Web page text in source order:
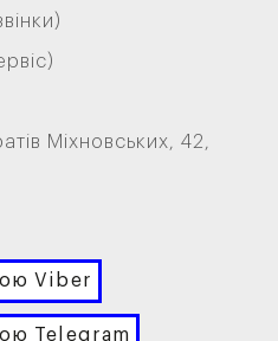
Міхновських, 42,
Viber
Telegram